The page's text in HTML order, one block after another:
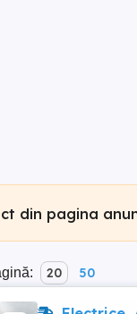
din pagina
20 50